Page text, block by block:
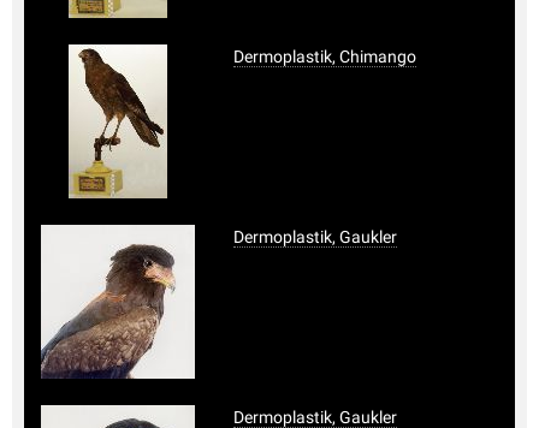
Dermoplastik, Chimango
Dermoplastik, Gaukler
Dermoplastik, Gaukler